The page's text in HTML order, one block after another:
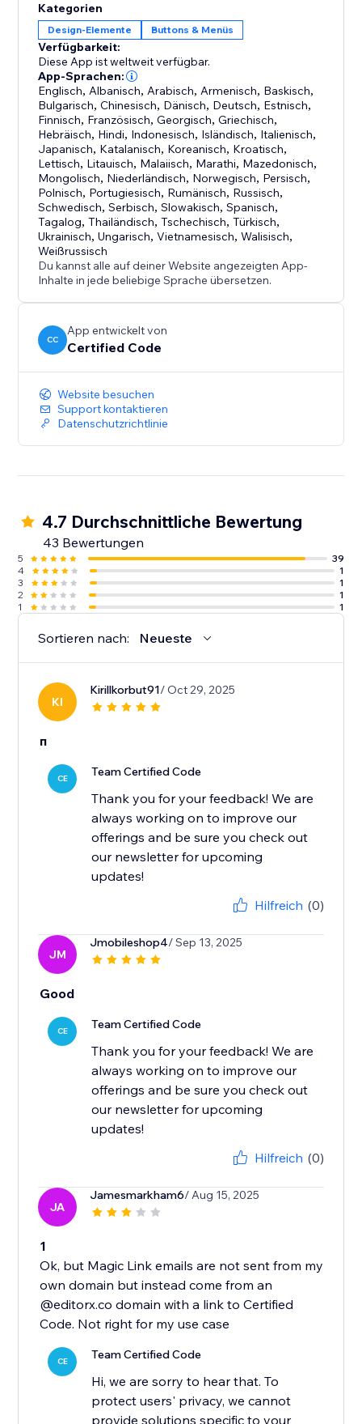
Kategorien
Design-Elemente Buttons & Menüs
Verfügbarkeit:
Diese App ist weltweit verfügbar.
App-Sprachen:
Englisch, Albanisch, Arabisch, Armenisch, Baskisch,
Bulgarisch,Chinesisch, Dänisch, Deutsch, Estnisch,
Finnisch, Französisch,Georgisch,Griechisch,
Hebräisch, Hindi, Indonesisch, Isländisch, Italienisch,
Japanisch, Katalanisch, Koreanisch, Kroatisch,
Lettisch, Litauisch, Malaiisch, Marathi, Mazedonisch,
Mongolisch, Niederländisch, Norwegisch, Persisch,
Polnisch, Portugiesisch, Rumänisch, Russisch,
Schwedisch,Serbisch,Slowakisch,Spanisch,
Tagalog,Thailändisch,Tschechisch,Türkisch,
Ukrainisch,Ungarisch,Vietnamesisch,Walisisch,
Weißrussisch
Du kannst alle auf deiner Website angezeigten App-
Inhalte in jede beliebige Sprache übersetzen.
CC
App entwickelt von
Certified Code
Website besuchen
Support kontaktieren
Datenschutzrichtlinie
4.7 Durchschnittliche Bewertung
43 Bewertungen
5
39
4
1
3
1
2
1
1
1
Sortieren nach: Neueste
KI
Kirillkorbut91/ Oct 29, 2025
п
CE Team Certified Code
Thank you for your feedback! We are
always working on to improve our
offerings and be sure you check out
our newsletter for upcoming
updates!
Hilfreich (0)
JM
Jmobileshop4/ Sep 13, 2025
Good
CE Team Certified Code
Thank you for your feedback! We are
always working on to improve our
offerings and be sure you check out
our newsletter for upcoming
updates!
Hilfreich (0)
JA
Jamesmarkham6/ Aug 15, 2025
1
Ok, but Magic Link emails are not sent from my
own domain but instead come from an
@editorx.co domain with a link to Certified
Code. Not right for my use case
CE Team Certified Code
Hi, we are sorry to hear that. To
protect users' privacy, we cannot
provide solutions specific to your